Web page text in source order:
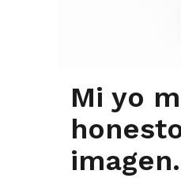
Mi yo
imagen.